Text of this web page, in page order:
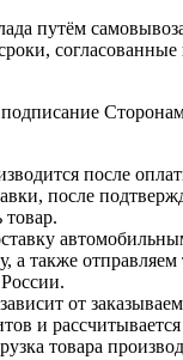
путём
после
после
товар.
а также
от
и рассчитывается
товара